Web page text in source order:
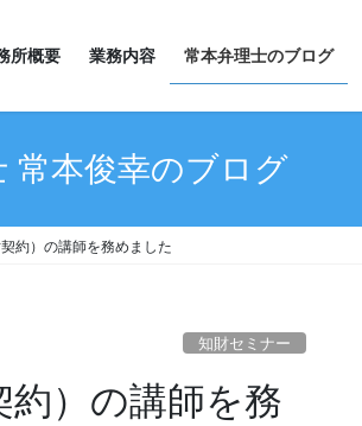
所概要 業務内容 常本弁理士のブログ
常本俊幸のブログ
約）の講師を務めました
知財セミナー
）の講師を務